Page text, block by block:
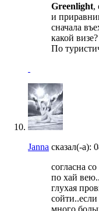
Greenlight,
и
сначала
какой визе?
По
Janna сказал(-а):
согласна
по хай
глухая
много